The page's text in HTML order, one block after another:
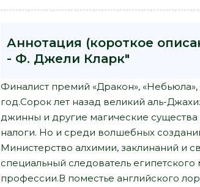
Аннотация (короткое
- Ф. Джели Кларк"
Финалист премий «Дракон»,
год.Сорок лет назад великий аль-
джинны и другие магические
налоги. Но и среди волшебных
Министерство алхимии, заклинаний и
специальный следователь
профессии.В поместье английского